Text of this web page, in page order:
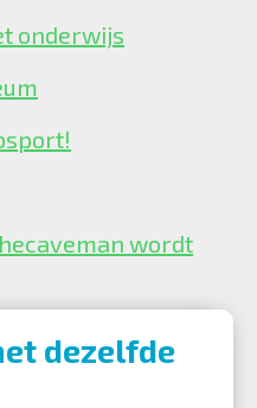
onderwijs
wordt
dezelfde